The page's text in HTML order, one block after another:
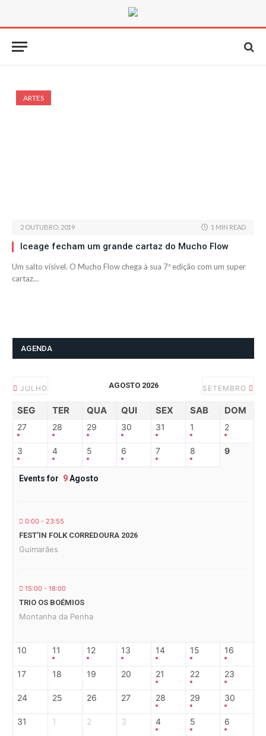
ARTES
2 OUTUBRO, 2019 1 MIN READ
Iceage fecham um grande cartaz do Mucho Flow
Um salto visível. O Mucho Flow chega à sua 7ª edição com um super
cartaz…
AGENDA
JULHO AGOSTO 2026 SETEMBRO
SEG TER QUA QUI SEX SAB DOM
27 28 29 30 31 1 2
3 4 5 6 7 8 9
Events for 9Agosto
0:00 - 23:55
FEST’IN FOLK CORREDOURA 2026
Guimarães
15:00 - 18:00
TRIO OS BOÉMIOS
Montanha da Penha
10 11 12 13 14 15 16
17 18 19 20 21 22 23
24 25 26 27 28 29 30
31 1 2 3 4 5 6